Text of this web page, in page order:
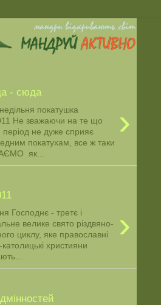
- сюда
›
покатушка
Не зважаючи на те що
період не дуже сприяє
покатухам, все ж таки
як...
›
Господнє - третє і
велике свято різдвяно-
циклу, яке православні
католицькі християни